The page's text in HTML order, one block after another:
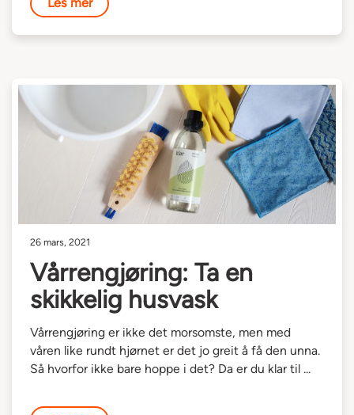
26 mars, 2021
Vårrengjøring: Ta en
skikkelig husvask
Vårrengjøring er ikke det morsomste, men med
våren like rundt hjørnet er det jo greit å få den unna.
Så hvorfor ikke bare hoppe i det? Da er du klar til ...